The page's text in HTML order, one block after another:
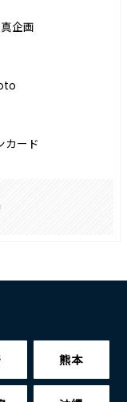
企画
カード
熊本